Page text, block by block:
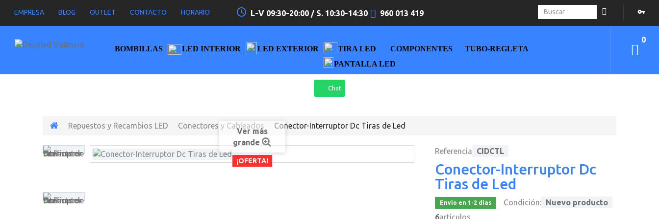
EMPRESA BLOG OUTLET CONTACTO HORARIO access_time L-V 09:30-20:00 / S. 10:30-14:30 960 013 419
0
BOMBILLAS LED INTERIOR LED EXTERIOR TIRA LED COMPONENTES
TUBO-REGLETA
PANTALLA LED
Chat
Repuestos y Recambios LED Conectores y Cableados Conector-Interruptor Dc Tiras de Led
¡OFERTA!
Ver más
grande
Referencia
CIDCTL
Conector-Interruptor Dc
Tiras de Led
Envío en 1-2 días Condición: Nuevo producto
6artículos